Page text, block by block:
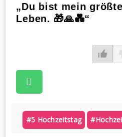
„Du bist mein
Leben. 🎁🙏💑“
#5 Hochzeitstag